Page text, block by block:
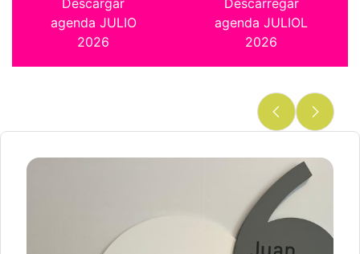
Descargar
agenda JULIO
2026
Descarregar
agenda JULIOL
2026